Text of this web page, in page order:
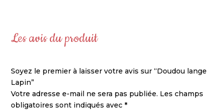
Les avis du produit
Soyez le premier à laisser votre avis sur “Doudou lange
Lapin”
Votre adresse e-mail ne sera pas publiée. Les champs
obligatoires sont indiqués avec*